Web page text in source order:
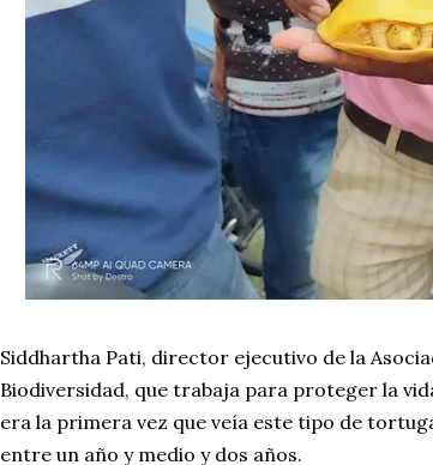
Siddhartha Pati, director ejecutivo de la
Biodiversidad, que trabaja para proteger la
era la primera vez que veía este tipo de
entre un año y medio y dos años.